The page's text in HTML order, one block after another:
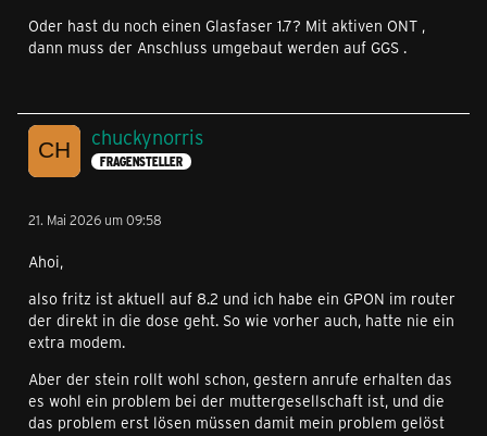
Oder hast du noch einen Glasfaser 1.7? Mit aktiven ONT ,
dann muss der Anschluss umgebaut werden auf GGS .
chuckynorris
FRAGENSTELLER
21. Mai 2026 um 09:58
Ahoi,
also fritz ist aktuell auf 8.2 und ich habe ein GPON im router
der direkt in die dose geht. So wie vorher auch, hatte nie ein
extra modem.
Aber der stein rollt wohl schon, gestern anrufe erhalten das
es wohl ein problem bei der muttergesellschaft ist, und die
das problem erst lösen müssen damit mein problem gelöst